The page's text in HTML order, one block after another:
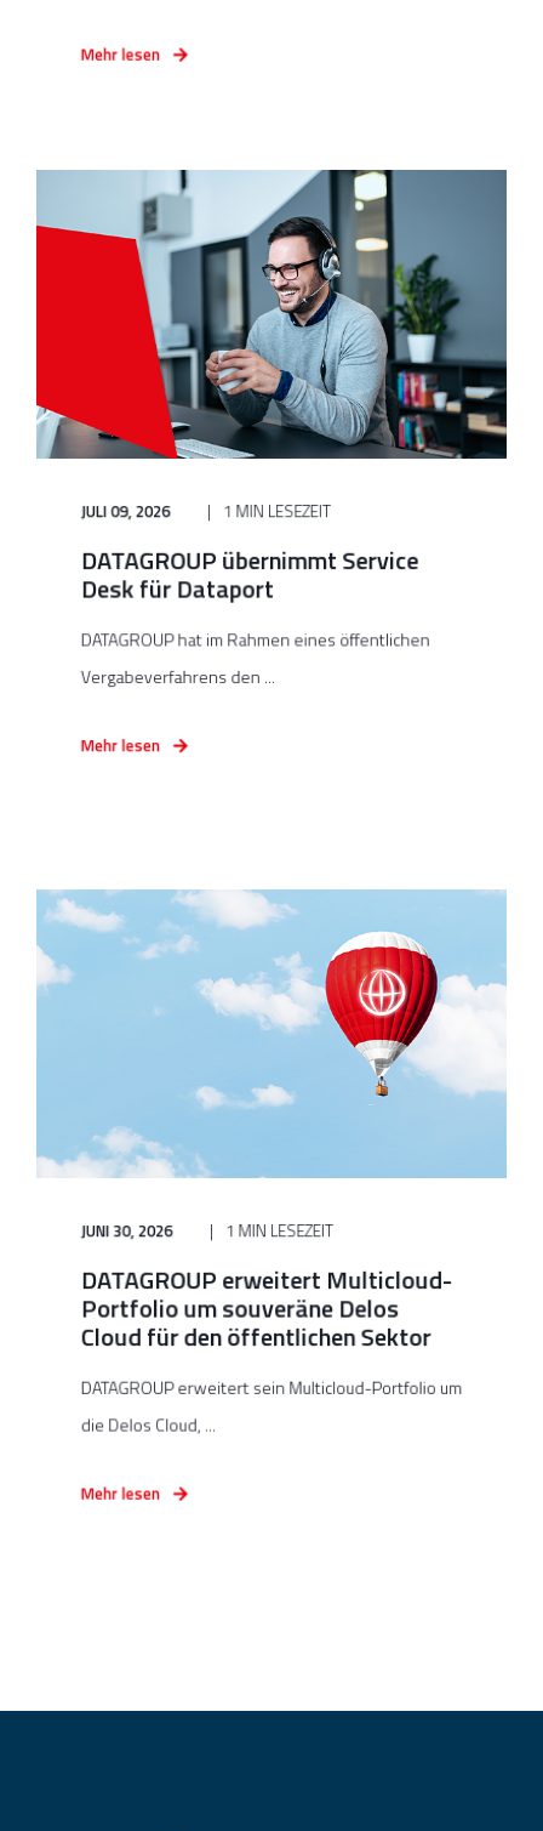
Mehr lesen
JULI 09, 2026 1 MIN LESEZEIT
DATAGROUP übernimmt Service
Desk für Dataport
DATAGROUP hat im Rahmen eines öffentlichen
Vergabeverfahrens den ...
Mehr lesen
JUNI 30, 2026 1 MIN LESEZEIT
DATAGROUP erweitert Multicloud-
Portfolio um souveräne Delos
Cloud für den öffentlichen Sektor
DATAGROUP erweitert sein Multicloud-Portfolio um
die Delos Cloud, ...
Mehr lesen